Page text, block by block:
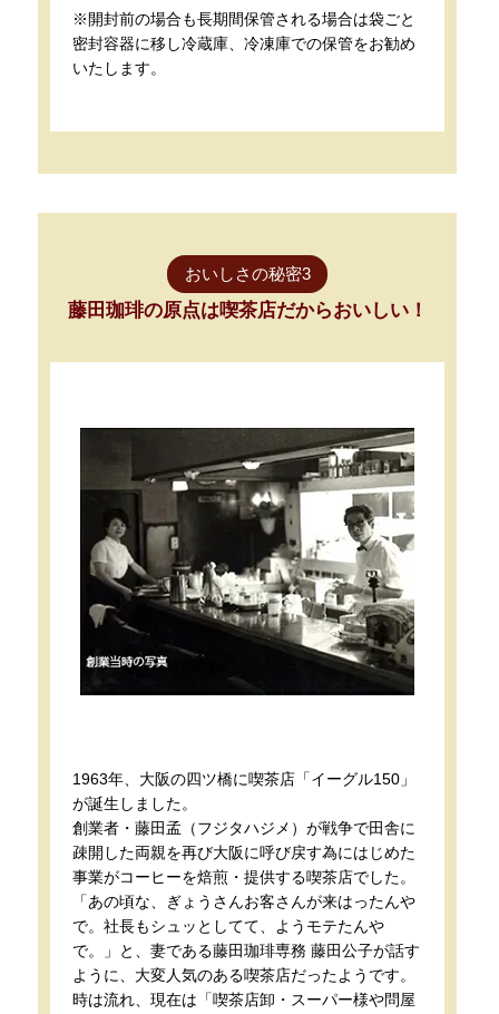
※開封前の場合も長期間保管される場合は袋ごと
密封容器に移し冷蔵庫、冷凍庫での保管をお勧め
いたします。
おいしさの秘密3
藤田珈琲の原点は喫茶店だからおいしい！
1963年、大阪の四ツ橋に喫茶店「イーグル150」
が誕生しました。
創業者・藤田孟（フジタハジメ）が戦争で田舎に
疎開した両親を再び大阪に呼び戻す為にはじめた
事業がコーヒーを焙煎・提供する喫茶店でした。
「あの頃な、ぎょうさんお客さんが来はったんや
で。社長もシュッとしてて、ようモテたんや
で。」と、妻である藤田珈琲専務 藤田公子が話す
ように、大変人気のある喫茶店だったようです。
時は流れ、現在は「喫茶店卸・スーパー様や問屋